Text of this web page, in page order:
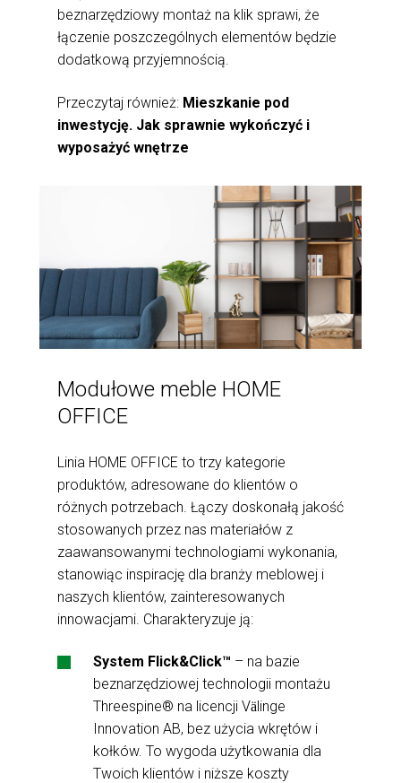
beznarzędziowy montaż na klik sprawi, że
łączenie poszczególnych elementów będzie
dodatkową przyjemnością.
Przeczytaj również: Mieszkanie pod
inwestycję. Jak sprawnie wykończyć i
wyposażyć wnętrze
Modułowe meble HOME
OFFICE
Linia HOME OFFICE to trzy kategorie
produktów, adresowane do klientów o
różnych potrzebach. Łączy doskonałą jakość
stosowanych przez nas materiałów z
zaawansowanymi technologiami wykonania,
stanowiąc inspirację dla branży meblowej i
naszych klientów, zainteresowanych
innowacjami. Charakteryzuje ją:
System Flick&Click™ – na bazie
beznarzędziowej technologii montażu
Threespine® na licencji Välinge
Innovation AB, bez użycia wkrętów i
kołków. To wygoda użytkowania dla
Twoich klientów i niższe koszty